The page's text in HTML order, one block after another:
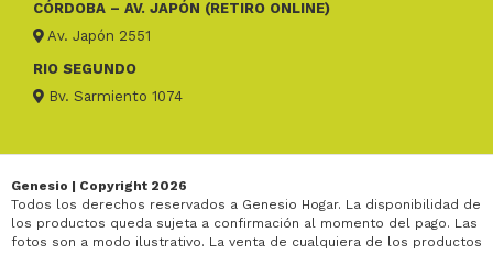
CÓRDOBA – AV. JAPÓN (RETIRO ONLINE)
Av. Japón 2551
RIO SEGUNDO
Bv. Sarmiento 1074
Genesio | Copyright 2026
Todos los derechos reservados a Genesio Hogar. La disponibilidad de
los productos queda sujeta a confirmación al momento del pago. Las
fotos son a modo ilustrativo. La venta de cualquiera de los productos